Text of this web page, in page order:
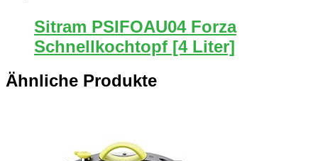
Sitram PSIFOAU04 Forza
Schnellkochtopf [4 Liter]
Ähnliche Produkte